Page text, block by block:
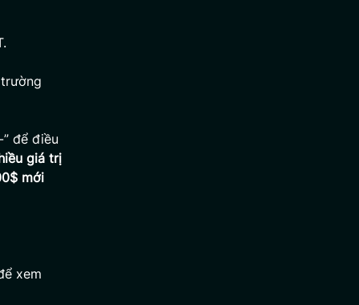
để điều
giá trị
mới
xem